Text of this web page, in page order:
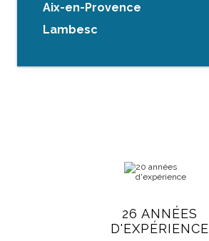
Aix-en-Provence
Lambesc
26 ANNÉES
D'EXPÉRIENCE